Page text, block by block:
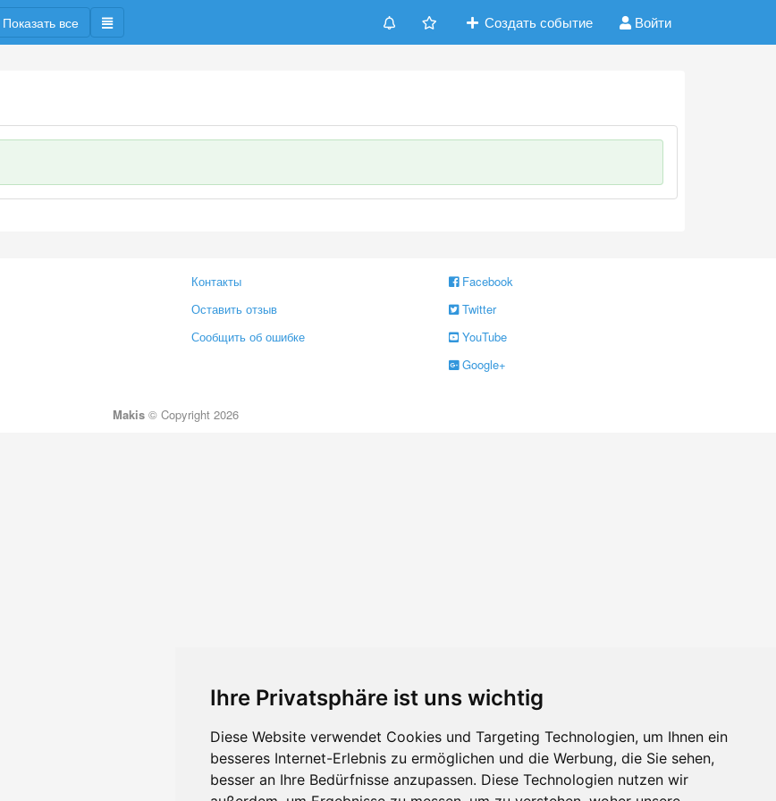
Ihre Privatsphäre ist uns wichtig
Diese Website verwendet Cookies und Targeting Technologien, um Ihnen ein
besseres Internet-Erlebnis zu ermöglichen und die Werbung, die Sie sehen,
besser an Ihre Bedürfnisse anzupassen. Diese Technologien nutzen wir
Показать все Создать событие Войти
Контакты
Оставить отзыв
Сообщить об ошибке
Facebook
Twitter
YouTube
Google+
Makis© Copyright 2026